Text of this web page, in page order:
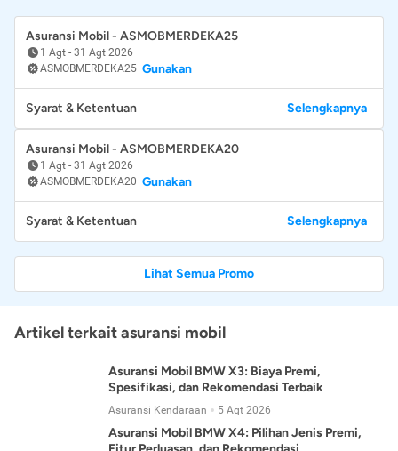
Asuransi Mobil - ASMOBMERDEKA25
1 Agt - 31 Agt 2026
ASMOBMERDEKA25 Gunakan
Syarat & Ketentuan Selengkapnya
Asuransi Mobil - ASMOBMERDEKA20
1 Agt - 31 Agt 2026
ASMOBMERDEKA20 Gunakan
Syarat & Ketentuan Selengkapnya
Lihat Semua Promo
Artikel terkait asuransi mobil
Asuransi Mobil BMW X3: Biaya Premi,
Spesifikasi, dan Rekomendasi Terbaik
Asuransi Kendaraan 5 Agt 2026
Asuransi Mobil BMW X4: Pilihan Jenis Premi,